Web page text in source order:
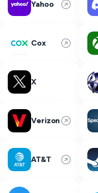
Yahoo
Cox
X
Verizon
AT&T